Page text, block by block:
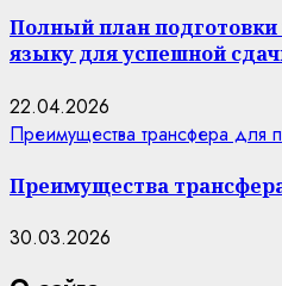
Полный план подготовки
языку для успешной
22.04.2026
Преимущества трансфера для
Преимущества
30.03.2026